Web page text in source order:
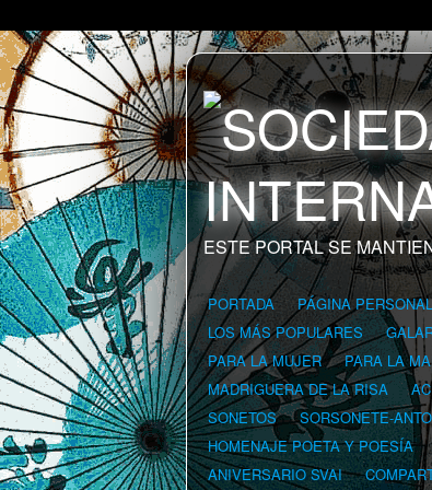
ESTE PORTAL SE
PORTADA PÁGINA
LOS MÁS POPULARES
PARA LA MUJER
PARA LA
MADRIGUERA DE LA RISA
SONETOS
SORSONETE-
HOMENAJE POETA Y POESÍA
ANIVERSARIO SVAI